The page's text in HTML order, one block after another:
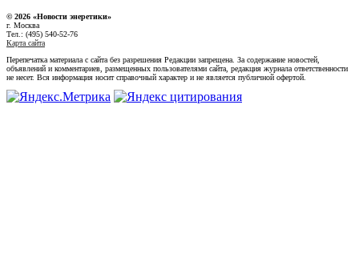
© 2026 «Новости энеретики»
г. Москва
Тел.: (495) 540-52-76
Карта сайта
Перепечатка материала с сайта без разрешения Редакции запрещена. За содержание новостей,
объявлений и комментариев, размещенных пользователями сайта, редакция журнала ответственности
не несет. Вся информация носит справочный характер и не является публичной офертой.